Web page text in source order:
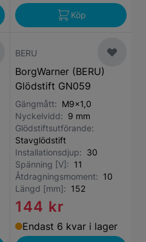
Köp
BERU
BorgWarner (BERU)
Glödstift GN059
Gängmått: M9x1,0
Nyckelvidd: 9 mm
Glödstiftsutförande:
Stavglödstift
Installationsdjup: 30
Spänning [V]: 11
Åtdragningsmoment: 10
Längd [mm]: 152
144 kr
Endast 6 kvar i lager